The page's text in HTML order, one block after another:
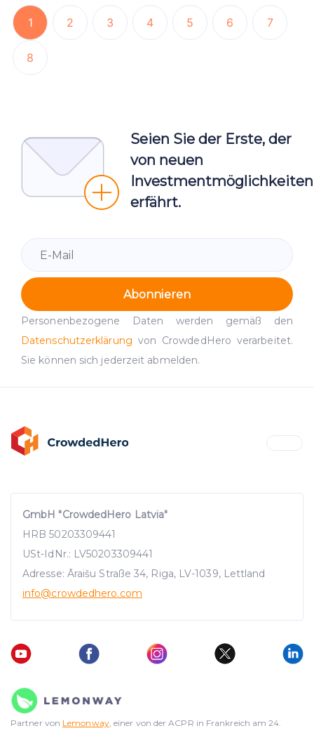
1 2 3 4 5 6 7
8
Seien Sie der Erste, der
von neuen
Investmentmöglichkeiten
erfährt.
Abonnieren
Personenbezogene Daten werden gemäß den
Datenschutzerklärung von CrowdedHero verarbeitet.
Sie können sich jederzeit abmelden.
GmbH "CrowdedHero Latvia"
HRB 50203309441
USt-IdNr.: LV50203309441
Adresse: Āraišu Straße 34, Riga, LV-1039, Lettland
info@crowdedhero.com
Partner von Lemonway, einer von der ACPR in Frankreich am 24.